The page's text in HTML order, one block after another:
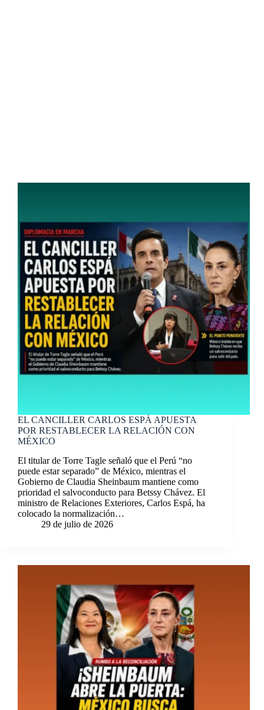
EL CANCILLER CARLOS ESPÁ APUESTA
POR RESTABLECER LA RELACIÓN CON
MÉXICO
El titular de Torre Tagle señaló que el Perú “no
puede estar separado” de México, mientras el
Gobierno de Claudia Sheinbaum mantiene como
prioridad el salvoconducto para Betssy Chávez. El
ministro de Relaciones Exteriores, Carlos Espá, ha
colocado la normalización…
29 de julio de 2026